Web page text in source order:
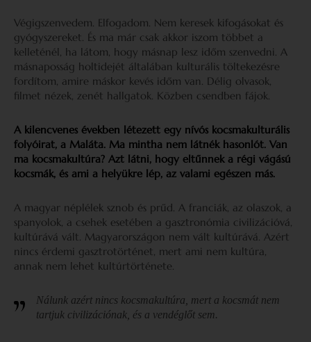
Végigszenvedem. Elfogadom. Nem keresek kifogásokat és
gyógyszereket. És ma már csak akkor iszom többet a
kelleténél, ha látom, hogy másnap lesz időm szenvedni. A
másnaposság holtidejét általában kulturális töltekezésre
fordítom, amire máskor kevés időm van. Délig olvasok,
filmet nézek, zenét hallgatok. Közben csendben fájok.
A kilencvenes években létezett egy nívós kocsmakulturális
folyóirat, a Maláta. Ma mintha nem látnék hasonlót. Van
ma kocsmakultúra? Azt látni, hogy eltűnnek a régi vágású
kocsmák, és ami a helyükre lép, az valami egészen más.
A magyar néplélek sznob és prűd. A franciák, az olaszok, a
spanyolok, a csehek esetében a gasztronómia civilizációvá,
kultúrává vált. Magyarországon nem vált kultúrává. Azért
nincs érdemi gasztrotörténet, mert ami nem kultúra,
annak nem lehet kultúrtörténete.
Nálunk azért nincs kocsmakultúra, mert a kocsmát nem
tartjuk civilizációnak, és a vendéglőt sem.